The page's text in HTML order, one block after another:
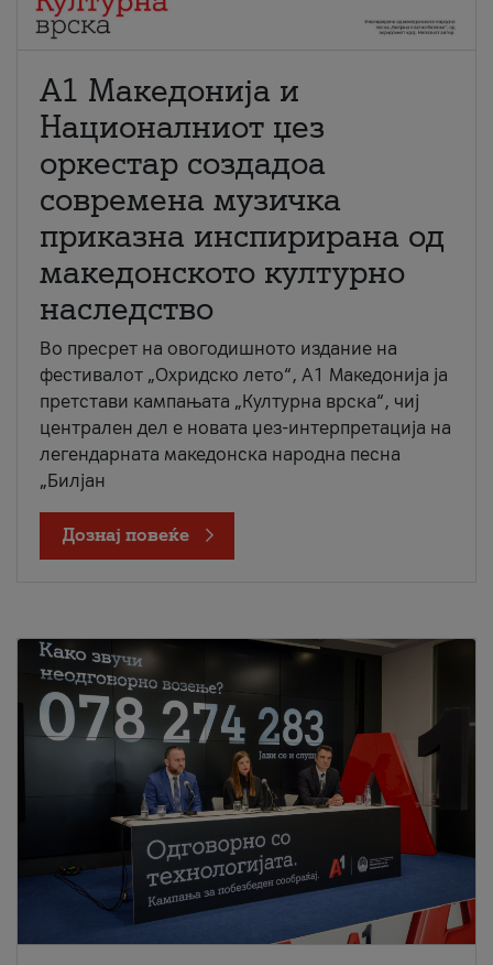
А1 Македонија и
Националниот џез
оркестар создадоа
современа музичка
приказна инспирирана од
македонското културно
наследство
Во пресрет на овогодишното издание на
фестивалот „Охридско лето“, А1 Македонија ја
претстави кампањата „Културна врска“, чиј
централен дел е новата џез-интерпретација на
легендарната македонска народна песна
„Билјан
Дознај повеќе